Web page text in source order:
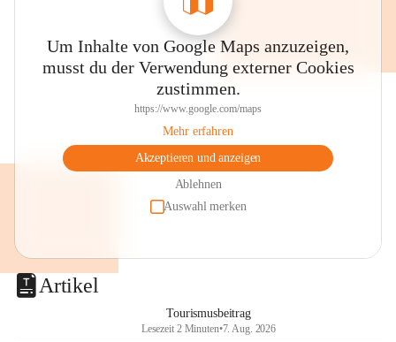
Um Inhalte von Google Maps anzuzeigen,
musst du der Verwendung externer Cookies
zustimmen.
https://www.google.com/maps
Mehr erfahren
Akzeptieren und anzeigen
Ablehnen
Auswahl merken
Artikel
Tourismusbeitrag
Lesezeit 2 Minuten•7. Aug. 2026